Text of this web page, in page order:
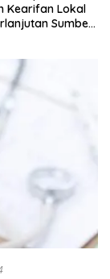
pada Sapi Perah
dan Medis